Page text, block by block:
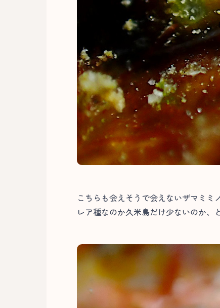
こちらも会えそうで会えないザマミミ
レア種なのか久米島だけ少ないのか、